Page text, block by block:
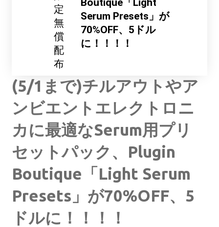
定
無
償
配
布
Boutique「Light
Serum Presets」が
70%OFF、5ドル
に！！！！
(5/1まで)チルアウトやア
ンビエントエレクトロニ
カに最適なSerum用プリ
セットパック、Plugin
Boutique「Light Serum
Presets」が70%OFF、5
ドルに！！！！